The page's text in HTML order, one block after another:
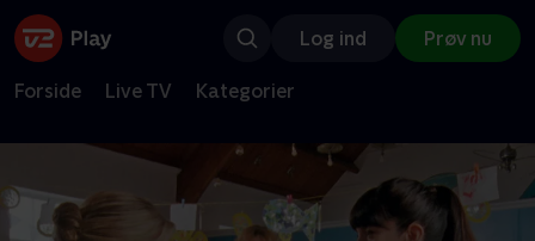
Log ind Prøv nu
Forside Live TV Kategorier